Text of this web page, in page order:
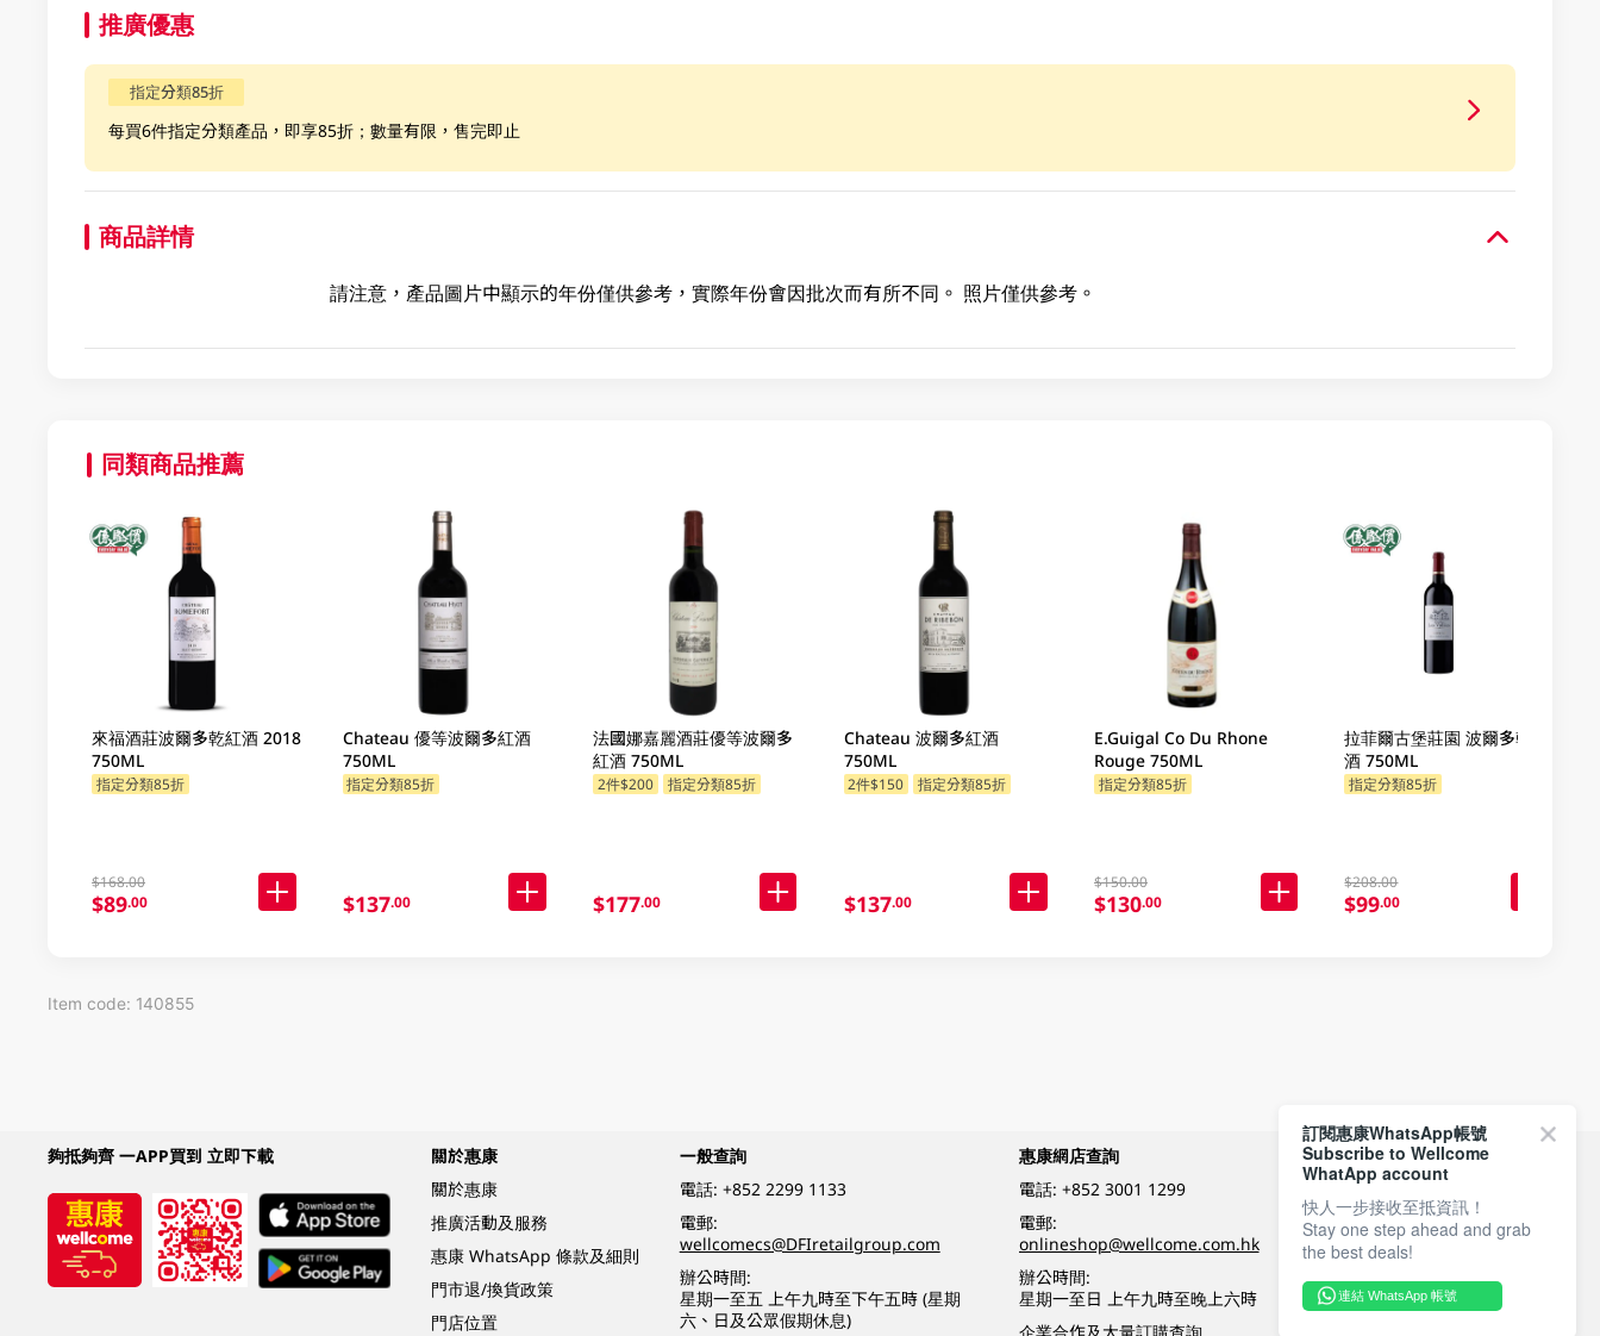
推廣優惠
指定分類85折
每買6件指定分類產品，即享85折；數量有限，售完即止
商品詳情
請注意，產品圖片中顯示的年份僅供參考，實際年份會因批次而有所不同。 照片僅供參考。
同類商品推薦
來福酒莊波爾多乾紅酒 2018
750ML
指定分類85折
$168.00
$89.00
Chateau 優等波爾多紅酒
750ML
指定分類85折
$137.00
法國娜嘉麗酒莊優等波爾多
紅酒 750ML
2件$200 指定分類85折
$177.00
Chateau 波爾多紅酒
750ML
2件$150 指定分類85折
$137.00
E.Guigal Co Du Rhone
Rouge 750ML
指定分類85折
$150.00
$130.00
拉菲爾古堡莊園 波爾多乾紅
酒 750ML
指定分類85折
$208.00
$99.00
Item code: 140855
夠抵夠齊 一APP買到 立即下載
關於惠康
關於惠康
推廣活動及服務
惠康 WhatsApp 條款及細則
門市退/換貨政策
門店位置
一般查詢
電話: +852 2299 1133
電郵:
wellcomecs@DFIretailgroup.com
辦公時間:
星期一至五 上午九時至下午五時 (星期
六、日及公眾假期休息)
惠康網店查詢
電話: +852 3001 1299
電郵:
onlineshop@wellcome.com.hk
辦公時間:
星期一至日 上午九時至晚上六時
付款方式
關注我們
訂閱惠康WhatsApp帳號
Subscribe to Wellcome
WhatApp account
快人一步接收至抵資訊！
Stay one step ahead and grab
the best deals!
連結 WhatsApp 帳號